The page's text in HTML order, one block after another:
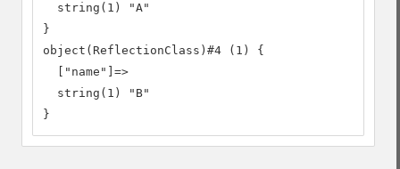
  string(1) "A"
}
object(ReflectionClass)#4 (1) {
  ["name"]=>
  string(1) "B"
}